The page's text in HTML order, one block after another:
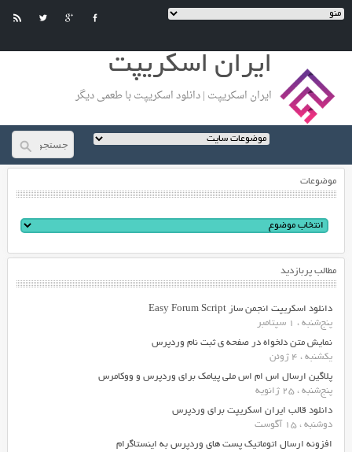
ایران اسکریپت
ایران اسکریپت | دانلود اسکریپت با طعمی دیگر
موضوعات
مطالب پربازدید
دانلود اسکریپت انجمن ساز Easy Forum Script
پنج‌شنبه ، 1 سپتامبر
نمایش متن دلخواه در صفحه ی ثبت نام وردپرس
یکشنبه ، 4 ژوئن
پلاگین ارسال اس ام اس ملی پیامک برای وردپرس و ووکامرس
پنج‌شنبه ، 25 ژانویه
دانلود قالب ایران اسکریپت برای وردپرس
دوشنبه ، 15 آگوست
افزونه ارسال اتوماتیک پست های وردپرس به اینستاگرام